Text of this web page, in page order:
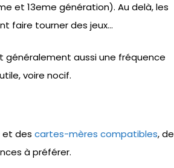
et 13eme génération). Au delà, les
faire tourner des jeux…
généralement aussi une fréquence
voire nocif.
et des cartes-mères compatibles, de
à préférer.